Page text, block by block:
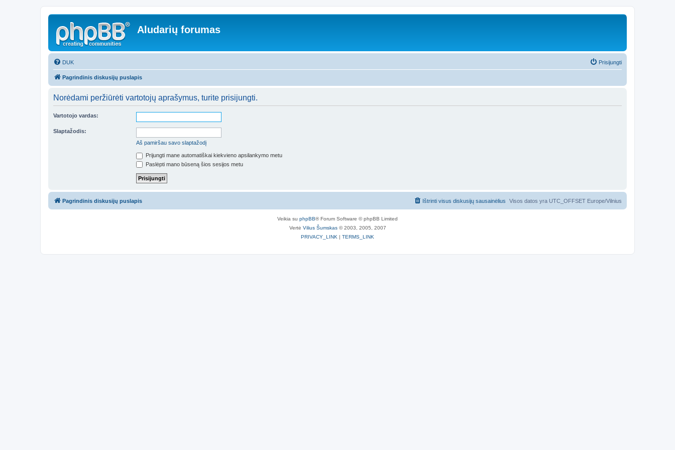
Aludarių forumas
DUK Prisijungti
Pagrindinis diskusijų puslapis
Norėdami peržiūrėti vartotojų aprašymus, turite prisijungti.
Vartotojo vardas:
Slaptažodis:
Aš pamiršau savo slaptažodį
Prijungti mane automatiškai kiekvieno apsilankymo metu
Paslėpti mano būseną šios sesijos metu
Pagrindinis diskusijų puslapis Visos datos yra UTC_OFFSET Europe/Vilnius
Ištrinti visus diskusijų sausainėlius
Veikia su phpBB® Forum Software © phpBB Limited
Vertė Vilius Šumskas© 2003, 2005, 2007
PRIVACY_LINK | TERMS_LINK